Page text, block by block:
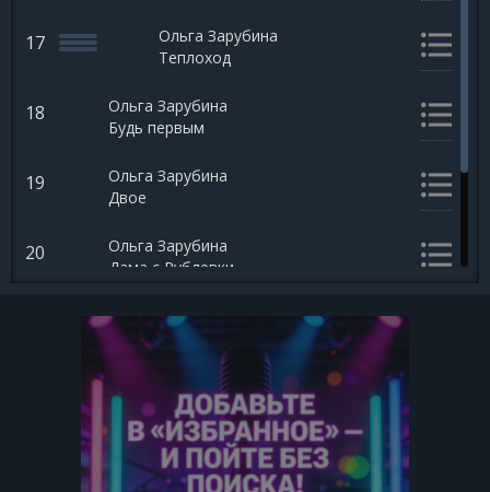
17
Ольга Зарубина
Теплоход
18
Ольга Зарубина
Будь первым
19
Ольга Зарубина
Двое
20
Ольга Зарубина
Дама с Рублевки
Ольга Зарубина
Ожидание